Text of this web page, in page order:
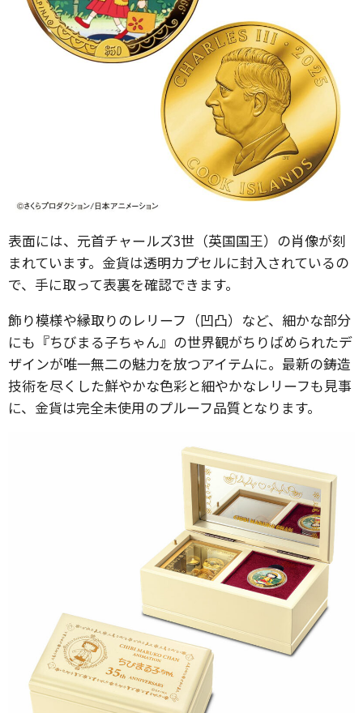
表面には、元首チャールズ3世（英国国王）の肖像が刻
まれています。金貨は透明カプセルに封入されているの
で、手に取って表裏を確認できます。
飾り模様や縁取りのレリーフ（凹凸）など、細かな部分
にも『ちびまる子ちゃん』の世界観がちりばめられたデ
ザインが唯一無二の魅力を放つアイテムに。最新の鋳造
技術を尽くした鮮やかな色彩と細やかなレリーフも見事
に、金貨は完全未使用のプルーフ品質となります。